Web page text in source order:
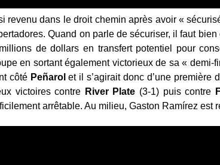
revenu dans le droit chemin après avoir «
Quand on parle de sécuriser, il faut
de dollars en transfert potentiel pour
en sortant également victorieux de sa « demi-
côté Peñarol et il s’agirait donc d’une première
victoires contre River Plate (3-1) puis contre
arrêtable. Au milieu, Gaston Ramírez est